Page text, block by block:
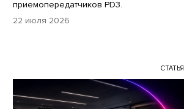
приемопередатчиков PD3.
22 июля 2026
СТАТЬЯ